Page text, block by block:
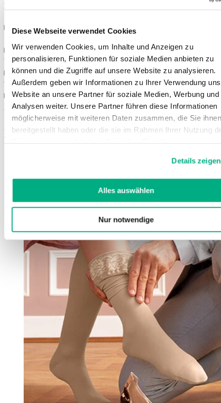
Diese Webseite verwendet Cookies
Wir verwenden Cookies, um Inhalte und Anzeigen zu
personalisieren, Funktionen für soziale Medien anbieten zu
können und die Zugriffe auf unsere Website zu analysieren.
Außerdem geben wir Informationen zu Ihrer Verwendung
Website an unsere Partner für soziale Medien, Werbung und
Analysen weiter. Unsere Partner führen diese Informationen
möglicherweise mit weiteren Daten zusammen, die Sie ihnen
bereitgestellt haben oder die sie im Rahmen Ihrer Nutzung
unsererDatenschutzerklärungundImpressum.
Details zeigen
Alles auswählen
Nur notwendige
Materialzusammensetzung
Farben
Größen
Gebrauchsanweisung
Weitere Informationen
Das könnte Sie auch interessieren